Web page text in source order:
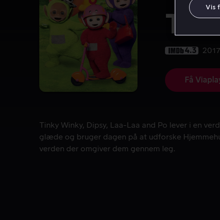
4.3 2017
Få
Tinky Winky, Dipsy, Laa-Laa and Po lever i en
Tinky Winky, Dipsy, Laa-Laa and Po lever i en
glæde og bruger dagen på at udforske
verden der omgiver dem gennem leg.
Vis